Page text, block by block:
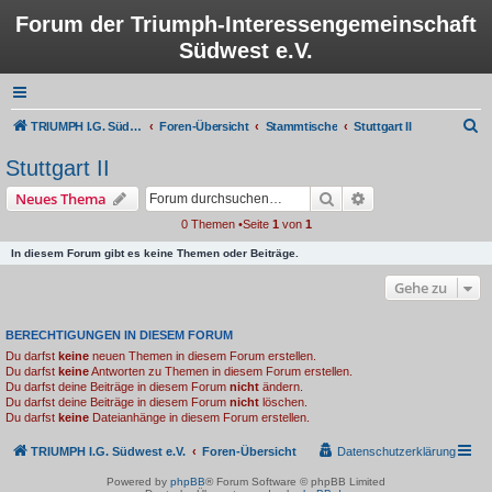
Forum der Triumph-Interessengemeinschaft
Südwest e.V.
TRIUMPH I.G. Südwest e.V. Foren-Übersicht Stammtische Stuttgart II
Stuttgart II
Neues Thema Suche
0 Themen •Seite 1 von 1
In diesem Forum gibt es keine Themen oder Beiträge.
Gehe zu
BERECHTIGUNGEN IN DIESEM FORUM
Du darfst keine neuen Themen in diesem Forum erstellen.
Du darfst keineAntworten zu Themen in diesem Forum erstellen.
Du darfst deine Beiträge in diesem Forum nicht ändern.
Du darfst deine Beiträge in diesem Forum nicht löschen.
Du darfst keine Dateianhänge in diesem Forum erstellen.
TRIUMPH I.G. Südwest e.V. Foren-Übersicht Datenschutzerklärung
Powered by phpBB® Forum Software © phpBB Limited